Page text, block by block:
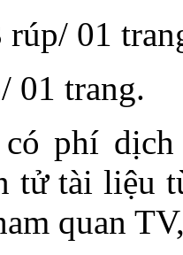
01
01 trang.
phí
tử tài liệu
quan